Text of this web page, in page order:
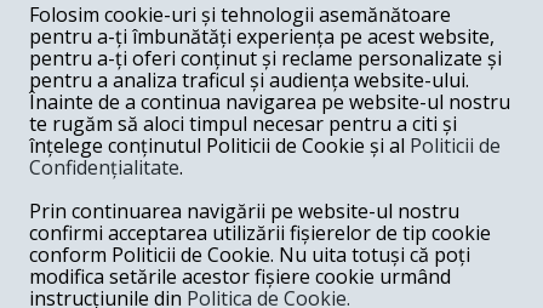
Răspunde
Marius Nicolescu -04-11-2017
Iata unde-l gasim pe omul Nou fast. El e intruchipat de L.
Nicolae Dragnea. Interesant, nu? Daca romanii il
considera pe Soros ungur, ungurii il considera evreu, rusii
deopotriva evreu si ungur, nu ma mir ca personaje
Ghita sau "ilustrul" purtator de cuvinte al lui VV Ponta
(imi scapa numele), care prezinta fara rusine intelectuali
romani ca pe niste fascisti, sa-l prezinte pe domnul
Soros si fascist, si antisemit si ungur, bineinteles. Mare e
Gradina Lui.
Folosim cookie-uri și tehnologii asemănătoare
pentru a-ți îmbunătăți experiența pe acest website,
pentru a-ți oferi conținut și reclame personalizate și
pentru a analiza traficul și audiența website-ului.
Înainte de a continua navigarea pe website-ul nostru
te rugăm să aloci timpul necesar pentru a citi și
înțelege conținutul Politicii de Cookie și al Politicii de
Confidențialitate.
Prin continuarea navigării pe website-ul nostru
confirmi acceptarea utilizării fișierelor de tip cookie
conform Politicii de Cookie. Nu uita totuși că poți
modifica setările acestor fișiere cookie urmând
instrucțiunile din Politica de Cookie.